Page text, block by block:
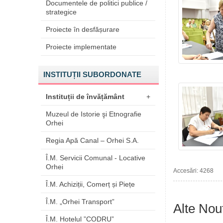
Documentele de politici publice /
strategice
Proiecte în desfășurare
Proiecte implementate
INSTITUȚII SUBORDONATE
Instituții de învățământ +
Muzeul de Istorie şi Etnografie
Orhei
Regia Apă Canal – Orhei S.A.
Î.M. Servicii Comunal - Locative
Orhei
Î.M. Achiziții, Comerț și Piețe
Î.M. „Orhei Transport”
Î.M. Hotelul ”CODRU”
Accesări: 4268
Alte